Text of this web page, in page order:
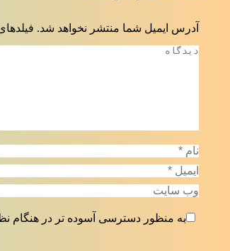
آدرس ایمیل شما منتشر نخواهد شد. فیلدهای
دیدگاه
نام *
ایمیل *
وب سایت
به منظور دسترسی آسوده تر در هنگام